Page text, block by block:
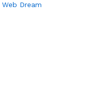
Web Dream